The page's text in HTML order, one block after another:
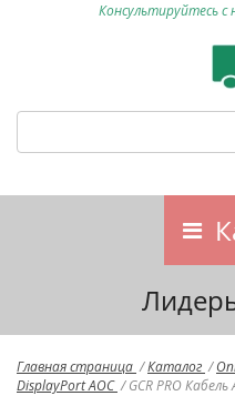
Консультируйтесь
Главная страница /Каталог /
DisplayPort AOC / GCR PRO